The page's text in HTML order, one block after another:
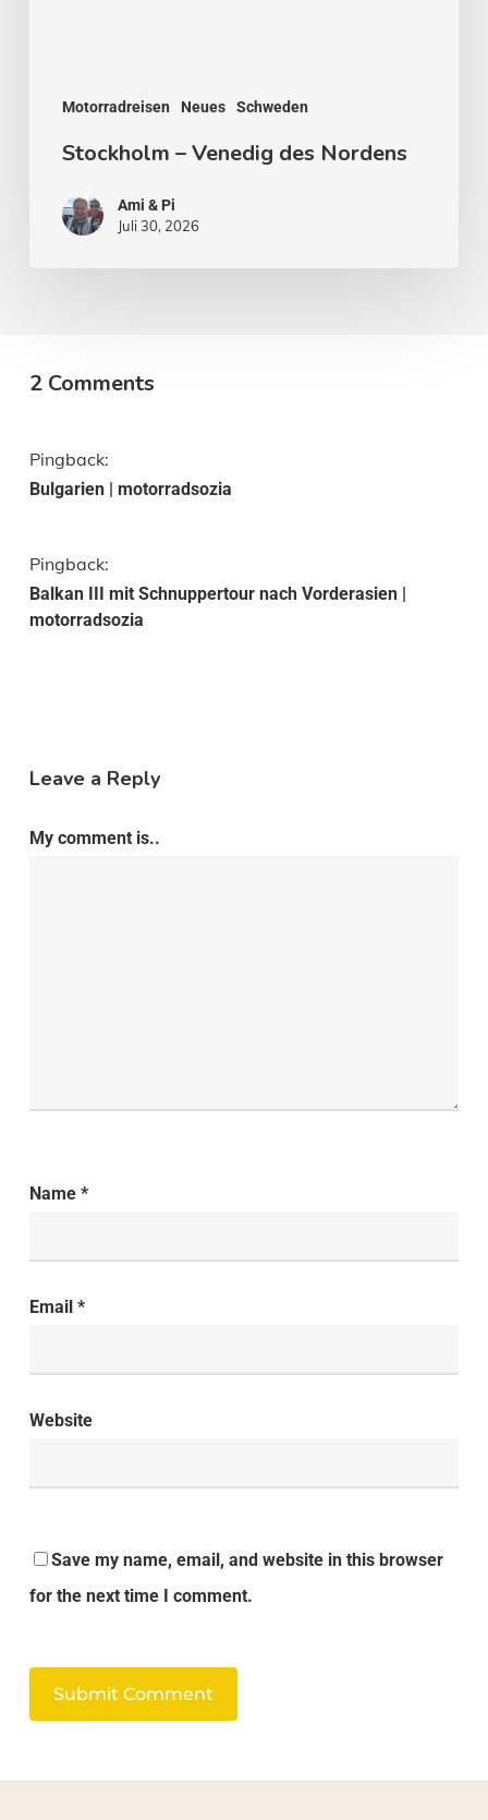
Motorradreisen Neues Schweden
Stockholm – Venedig des Nordens
Ami & Pi
Juli 30, 2026
2 Comments
Pingback:
Bulgarien | motorradsozia
Pingback:
Balkan III mit Schnuppertour nach Vorderasien |
motorradsozia
Leave a Reply
My comment is..
Name *
Email *
Website
Save my name, email, and website in this browser
for the next time I comment.